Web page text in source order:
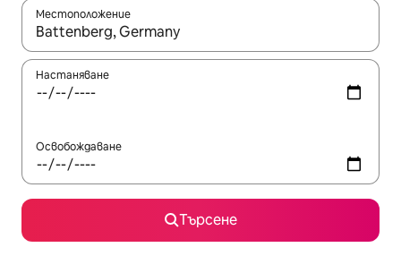
Местоположение
Когато резултатите се покажат, използвайте
Настаняване
Освобождаване
Търсене